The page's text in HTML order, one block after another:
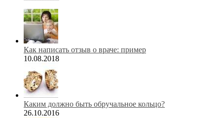
Как написать отзыв о враче: пример
10.08.2018
Каким должно быть обручальное кольцо?
26.10.2016